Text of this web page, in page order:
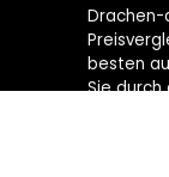
besten
Sie